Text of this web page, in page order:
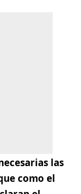
las
como el